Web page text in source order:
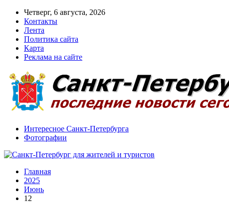
Четверг, 6 августа, 2026
Контакты
Лента
Политика сайта
Карта
Реклама на сайте
Интересное Санкт-Петербурга
Фотографии
Главная
2025
Июнь
12